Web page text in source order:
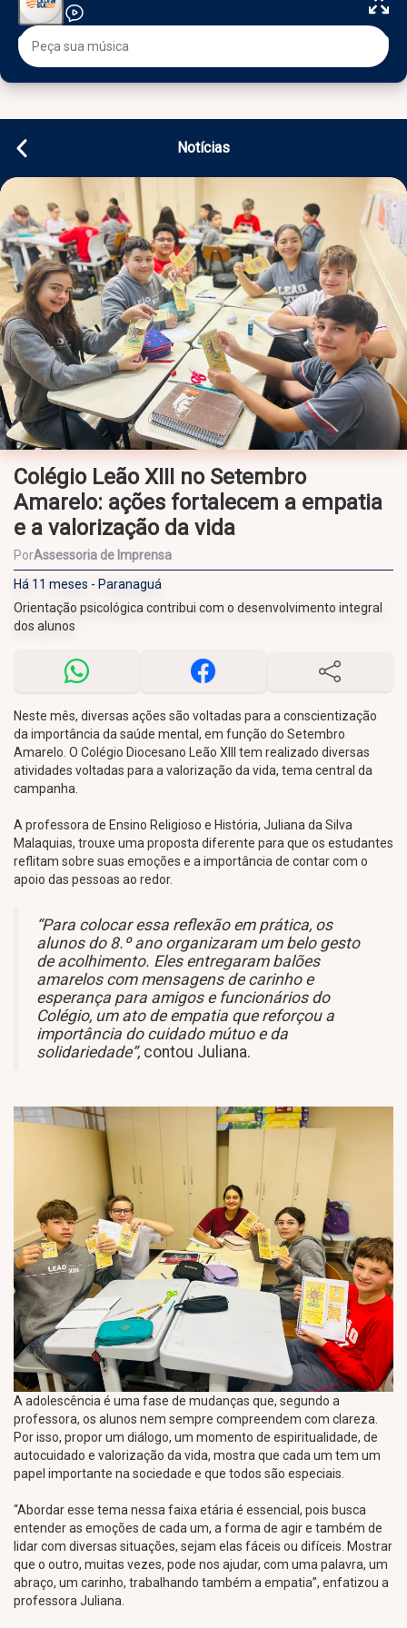
Notícias
Colégio Leão XIII no Setembro
Amarelo: ações fortalecem a empatia
e a valorização da vida
PorAssessoria de Imprensa
Há 11 meses - Paranaguá
Orientação psicológica contribui com o desenvolvimento integral
dos alunos
Neste mês, diversas ações são voltadas para a conscientização
da importância da saúde mental, em função do Setembro
Amarelo. O Colégio Diocesano Leão XIII tem realizado diversas
atividades voltadas para a valorização da vida, tema central da
campanha.
A professora de Ensino Religioso e História, Juliana da Silva
Malaquias, trouxe uma proposta diferente para que os estudantes
reflitam sobre suas emoções e a importância de contar com o
apoio das pessoas ao redor.
“Para colocar essa reflexão em prática, os
alunos do 8.º ano organizaram um belo gesto
de acolhimento. Eles entregaram balões
amarelos com mensagens de carinho e
esperança para amigos e funcionários do
Colégio, um ato de empatia que reforçou a
importância do cuidado mútuo e da
solidariedade”, contou Juliana.
A adolescência é uma fase de mudanças que, segundo a
professora, os alunos nem sempre compreendem com clareza.
Por isso, propor um diálogo, um momento de espiritualidade, de
autocuidado e valorização da vida, mostra que cada um tem um
papel importante na sociedade e que todos são especiais.
“Abordar esse tema nessa faixa etária é essencial, pois busca
entender as emoções de cada um, a forma de agir e também de
lidar com diversas situações, sejam elas fáceis ou difíceis. Mostrar
que o outro, muitas vezes, pode nos ajudar, com uma palavra, um
abraço, um carinho, trabalhando também a empatia”, enfatizou a
professora Juliana.